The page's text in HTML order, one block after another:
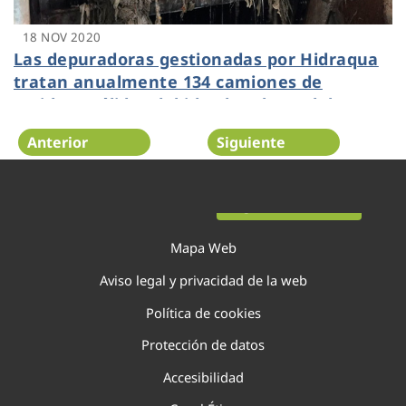
18 NOV 2020
Las depuradoras gestionadas por Hidraqua
tratan anualmente 134 camiones de
residuos sólidos debido al mal uso del
alcantarillado
Anterior Siguiente
Mapa Web
Aviso legal y privacidad de la web
Política de cookies
Protección de datos
Accesibilidad